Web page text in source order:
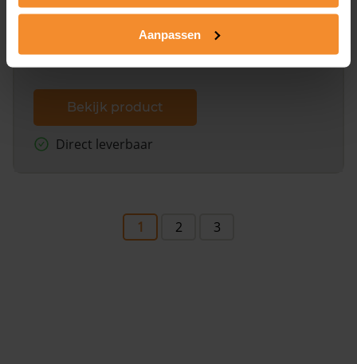
Aanpassen
omliggende percelen met de kadastrale erfgrenzen,
dit inclusief de luchtfoto!
Bekijk product
Direct leverbaar
1 2 3